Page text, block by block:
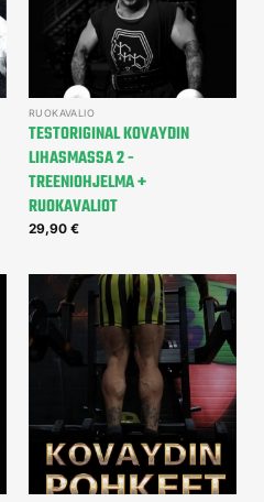
RUOKAVALIO
TESTORIGINAL KOVAYDIN
LIHASMASSA 2 -
TREENIOHJELMA +
RUOKAVALIOT
29,90 €